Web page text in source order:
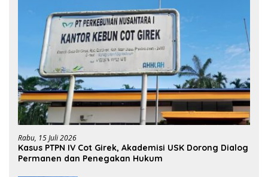
Rabu, 15 Juli 2026
Kasus PTPN IV Cot Girek, Akademisi USK Dorong Dialog
Permanen dan Penegakan Hukum